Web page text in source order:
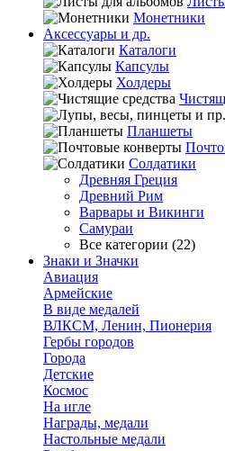
Монетники
Аксессуары и др.
Каталоги
Капсулы
Холдеры
Планшеты
Солдатики
Древняя Греция
Древний Рим
Варвары и Викинги
Самураи
Все категории (22)
Знаки и Значки
Авиация
Армейские
В виде медалей
ВЛКСМ, Ленин, Пионерия
Гербы городов
Города
Детские
Космос
На игле
Награды, медали
Настольные медали